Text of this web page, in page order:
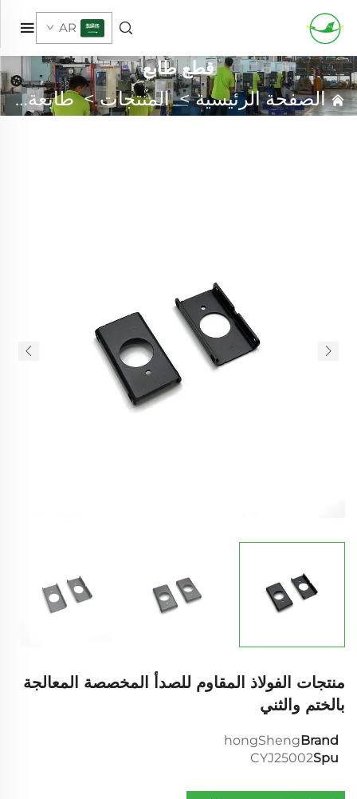
AR
قطع طابع
الصفحة الرئيسية>المنتجات>طابعة معدنية
منتجات الفولاذ المقاوم للصدأ المخصصة المعالجة
بالختم والثني
Brand
hongSheng
Spu
CYJ25002